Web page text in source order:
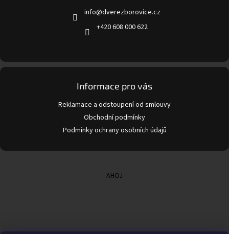
info@dverezborovice.cz
+420 608 000 622
Informace pro vás
Reklamace a odstoupení od smlouvy
Obchodní podmínky
Podmínky ochrany osobních údajů
AHOJ